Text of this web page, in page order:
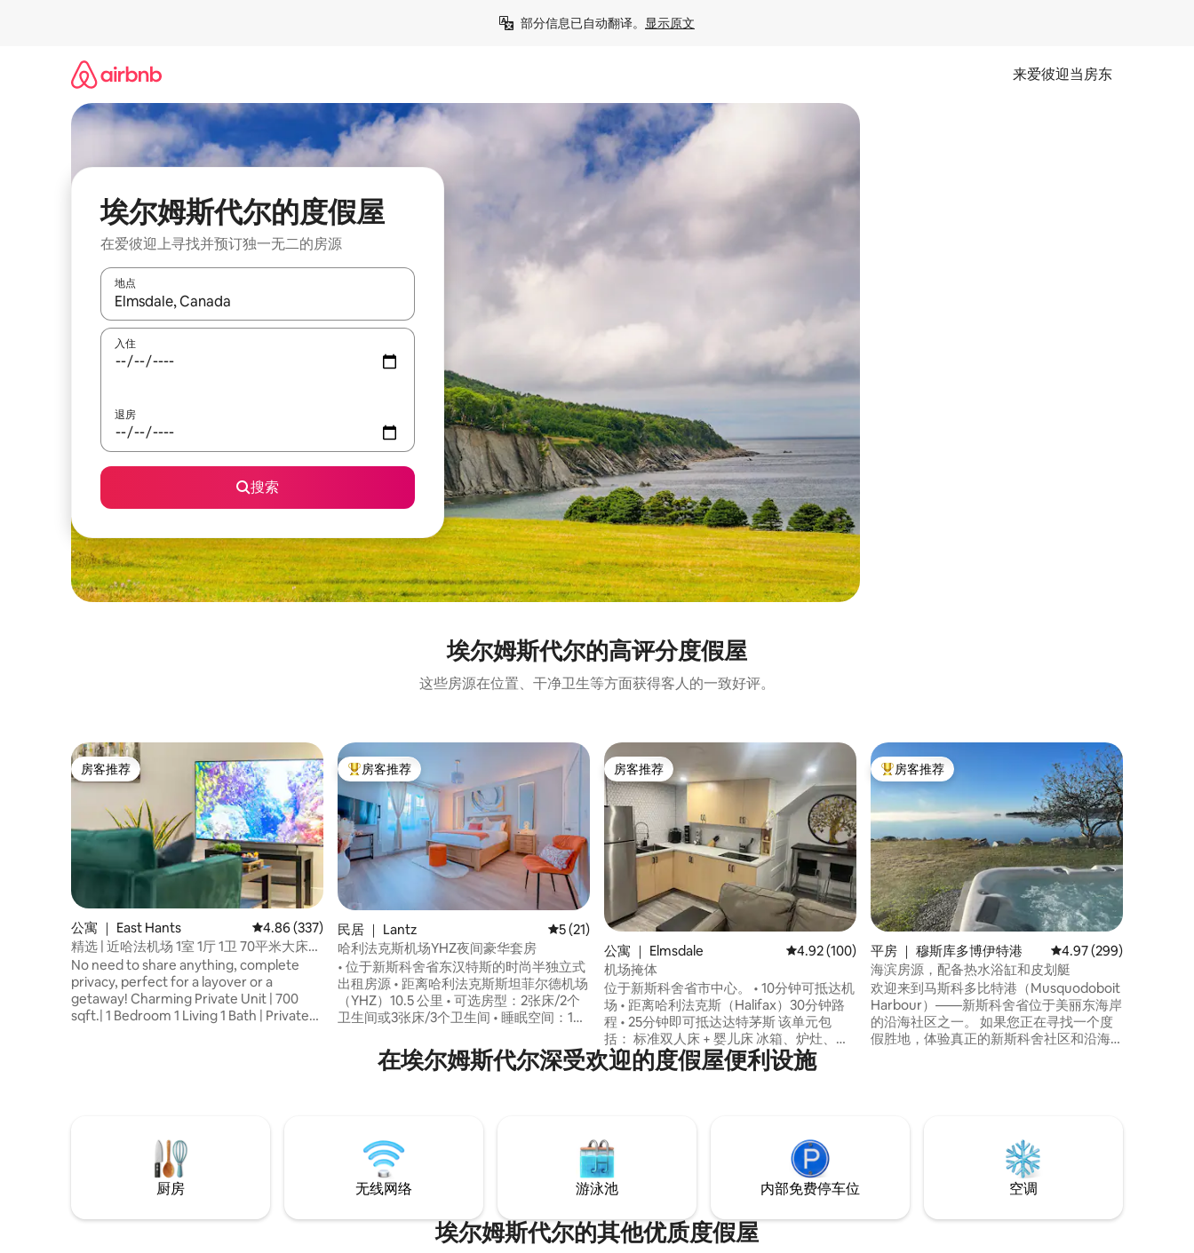
部分信息已自动翻译。 显示原文
来爱彼迎当房东
埃尔姆斯代尔的度假屋
在爱彼迎上寻找并预订独一无二的房源
地点
如有搜索结果，请使用上下方向键查看，或通过点击或滑动手势浏览。
入住
退房
搜索
埃尔姆斯代尔的高评分度假屋
这些房源在位置、干净卫生等方面获得客人的一致好评。
房客推荐
房客推荐
公寓 ｜ East Hants 平均评分 4.86 分（满分 5 分），共 337 条评价
4.86 (337)
精选 | 近哈法机场 1室 1厅 1卫 70平米大床全
独立公寓 | 转机首选
No need to share anything, complete
privacy, perfect for a layover or a
getaway! Charming Private Unit | 700
sqft.| 1 Bedroom 1 Living 1 Bath | Private
lighting, making your walk down safe and
easy. Registration #STR2627A8511
热门「房客推荐」
房客推荐
民居 ｜ Lantz 平均评分 5 分（满分 5 分），共 21 条评价
5 (21)
哈利法克斯机场YHZ夜间豪华套房
• 位于新斯科舍省东汉特斯的时尚半独立式
出租房源 • 距离哈利法克斯斯坦菲尔德机场
（YHZ）10.5 公里 • 可选房型：2张床/2个
卫生间或3张床/3个卫生间 • 睡眠空间：1张
宽双人床 • 每间卧室均配备现代化卫生间 •
2 个开放式起居空间 • 设施齐全的厨房，配
施齐全。 • 便利设施：无钥匙进入
房客推荐
房客推荐
公寓 ｜ Elmsdale 平均评分 4.92 分（满分 5 分），共 100 条评价
4.92 (100)
机场掩体
位于新斯科舍省市中心。 • 10分钟可抵达机
场 • 距离哈利法克斯（Halifax）30分钟路
程 • 25分钟即可抵达达特茅斯 该单元包
括： 标准双人床 + 婴儿床 冰箱、炉灶、空
气炸锅和 Keurig 咖啡机 智能电视 洗衣机和
烘干机 狗床（适合小型或大型犬） 无线网
车位可停一辆车。 禁止吸烟。
STR2627A0134
热门「房客推荐」
房客推荐
平房 ｜ 穆斯库多博伊特港 平均评分 4.97 分（满
4.97 (299)
海滨房源，配备热水浴缸和皮划艇
欢迎来到马斯科多比特港（Musquodoboit
Harbour）——新斯科舍省位于美丽东海岸
的沿海社区之一。 如果您正在寻找一个度
假胜地，体验真正的新斯科舍社区和沿海
亩，距离哈利法克斯市中心仅40分钟车
在埃尔姆斯代尔深受欢迎的度假屋便利设施
厨房 无线网络 游泳池 内部免费停车位 空调
埃尔姆斯代尔的其他优质度假屋